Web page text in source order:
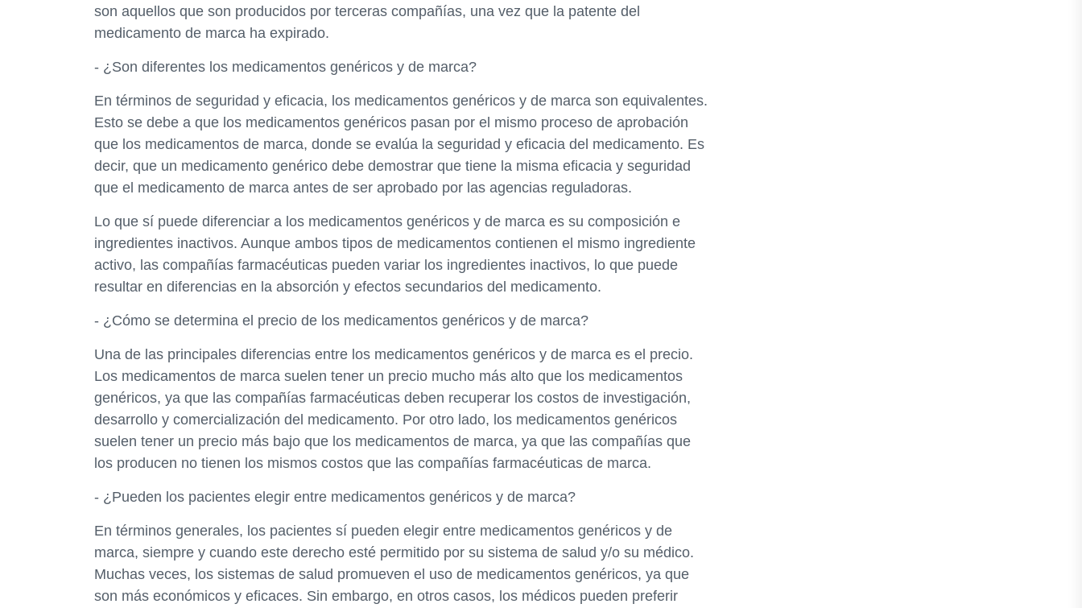
son aquellos que son producidos por terceras compañías, una vez que la patente del
medicamento de marca ha expirado.
- ¿Son diferentes los medicamentos genéricos y de marca?
En términos de seguridad y eficacia, los medicamentos genéricos y de marca son equivalentes.
Esto se debe a que los medicamentos genéricos pasan por el mismo proceso de aprobación
que los medicamentos de marca, donde se evalúa la seguridad y eficacia del medicamento. Es
decir, que un medicamento genérico debe demostrar que tiene la misma eficacia y seguridad
que el medicamento de marca antes de ser aprobado por las agencias reguladoras.
Lo que sí puede diferenciar a los medicamentos genéricos y de marca es su composición e
ingredientes inactivos. Aunque ambos tipos de medicamentos contienen el mismo ingrediente
activo, las compañías farmacéuticas pueden variar los ingredientes inactivos, lo que puede
resultar en diferencias en la absorción y efectos secundarios del medicamento.
- ¿Cómo se determina el precio de los medicamentos genéricos y de marca?
Una de las principales diferencias entre los medicamentos genéricos y de marca es el precio.
Los medicamentos de marca suelen tener un precio mucho más alto que los medicamentos
genéricos, ya que las compañías farmacéuticas deben recuperar los costos de investigación,
desarrollo y comercialización del medicamento. Por otro lado, los medicamentos genéricos
suelen tener un precio más bajo que los medicamentos de marca, ya que las compañías que
los producen no tienen los mismos costos que las compañías farmacéuticas de marca.
- ¿Pueden los pacientes elegir entre medicamentos genéricos y de marca?
En términos generales, los pacientes sí pueden elegir entre medicamentos genéricos y de
marca, siempre y cuando este derecho esté permitido por su sistema de salud y/o su médico.
Muchas veces, los sistemas de salud promueven el uso de medicamentos genéricos, ya que
son más económicos y eficaces. Sin embargo, en otros casos, los médicos pueden preferir